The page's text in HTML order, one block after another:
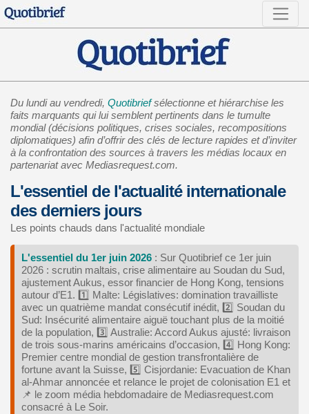
Du lundi au vendredi, Quotibriefsélectionne et hiérarchise les
faits marquants qui lui semblent pertinents dans le tumulte
mondial (décisions politiques, crises sociales, recompositions
diplomatiques) afin d’offrir des clés de lecture rapides et d’inviter
à la confrontation des sources à travers les médias locaux en
partenariat avec Mediasrequest.com.
L'essentiel de l'actualité internationale
des derniers jours
Les points chauds dans l'actualité mondiale
L'essentiel du 1er juin 2026 : Sur Quotibrief ce 1er juin
2026 : scrutin maltais, crise alimentaire au Soudan du Sud,
ajustement Aukus, essor financier de Hong Kong, tensions
autour d’E1. 1️⃣ Malte: Législatives: domination travailliste
avec un quatrième mandat consécutif inédit, 2️⃣ Soudan du
Sud: Insécurité alimentaire aiguë touchant plus de la moitié
de la population, 3️⃣ Australie: Accord Aukus ajusté: livraison
de trois sous‑marins américains d’occasion, 4️⃣ Hong Kong:
Premier centre mondial de gestion transfrontalière de
fortune avant la Suisse, 5️⃣ Cisjordanie: Evacuation de Khan
al‑Ahmar annoncée et relance le projet de colonisation E1 et
📌 le zoom média hebdomadaire de Mediasrequest.com
consacré à Le Soir.